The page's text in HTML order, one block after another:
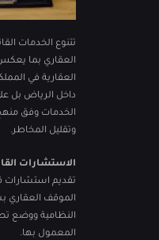
تتنوع الخدمات
العقاري بما
العقارية في
داخل الرياض بل
الخدمات وفق
وتقليل المخاطر.
الاستشارات
تقديم استشارات
الموقف العقاري
النظامية ووضع
المعمول بها.